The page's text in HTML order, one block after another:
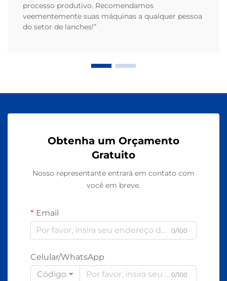
processo produtivo. Recomendamos
veementemente suas máquinas a qualquer pessoa
do setor de lanches!”
Obtenha um Orçamento
Gratuito
Nosso representante entrará em contato com
você em breve.
Email
0/100
Celular/WhatsApp
Código
0/100